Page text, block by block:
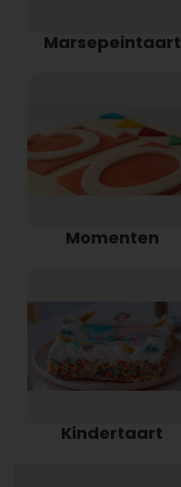
Marsepeintaart
Momenten
Kindertaart